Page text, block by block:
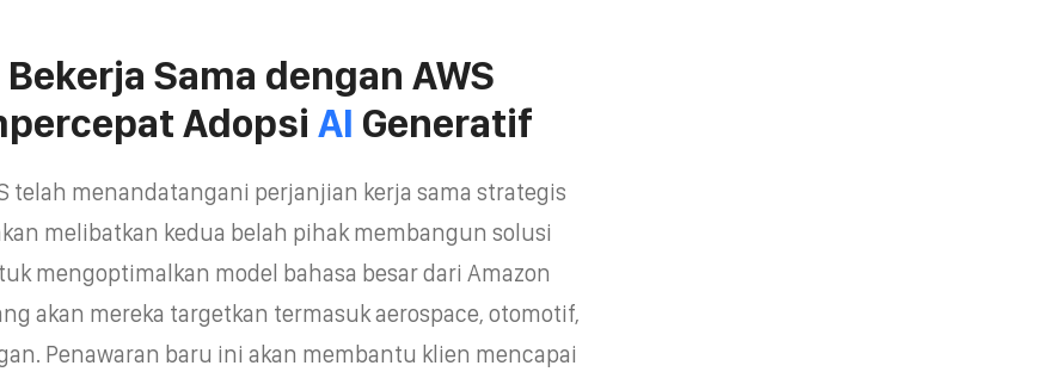
Sama dengan AWS
Adopsi AI Generatif
telah menandatangani perjanjian kerja sama strategis
melibatkan kedua belah pihak membangun solusi
mengoptimalkan model bahasa besar dari Amazon
akan mereka targetkan termasuk aerospace, otomotif,
Penawaran baru ini akan membantu klien mencapai